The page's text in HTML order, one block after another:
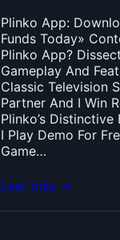
Plinko App:
Funds Today»
Plinko App?
Gameplay And
Classic Television
Partner And I Win
Plinko’s
I Play Demo For
Game…
Leer más →